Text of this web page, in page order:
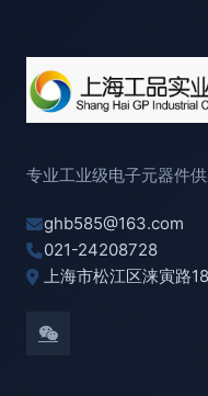
专业工业级电子元器件
ghb585@163.com
021-24208728
上海市松江区涞寅路